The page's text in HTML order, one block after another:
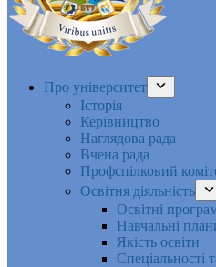
Про університет
Історія
Керівництво
Наглядова рада
Вчена рада
Профспілковий
Освітня діяльність
Освітні
Навчальні
Якість освіти
Спеціальності